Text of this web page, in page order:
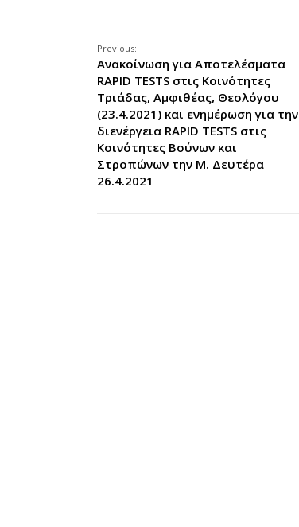
Previous:
Ανακοίνωση για Αποτελέσματα
RAPID TESTS στις Κοινότητες
Τριάδας, Αμφιθέας, Θεολόγου
(23.4.2021) και ενημέρωση για την
διενέργεια RAPID TESTS στις
Κοινότητες Βούνων και
Στροπώνων την Μ. Δευτέρα
26.4.2021